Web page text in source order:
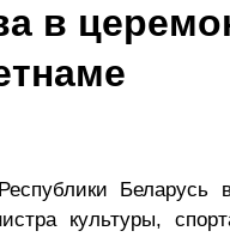
в
Беларусь в
культуры,